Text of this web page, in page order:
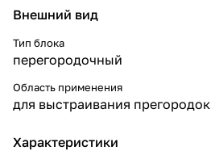
Внешний вид
Тип блока
перегородочный
Область применения
для выстраивания прегородок
Характеристики